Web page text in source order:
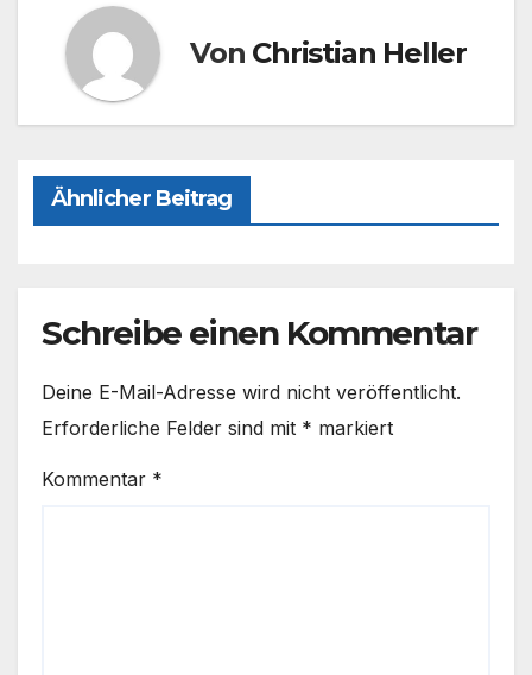
o
o
k
o
n
Von Christian Heller
Ähnlicher Beitrag
Schreibe einen Kommentar
Deine E-Mail-Adresse wird nicht veröffentlicht.
Erforderliche Felder sind mit * markiert
Kommentar *